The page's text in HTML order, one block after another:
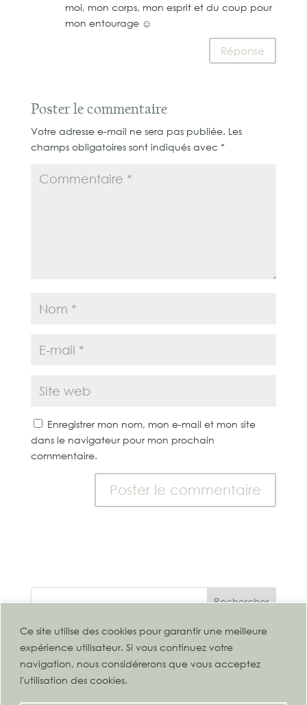
Ce site utilise des cookies pour garantir une meilleure
expérience utilisateur. Si vous continuez votre
navigation, nous considérerons que vous acceptez
l'utilisation des cookies.
moi, mon corps, mon esprit et du coup pour
mon entourage ☺️
Réponse
Poster le commentaire
Votre adresse e-mail ne sera pas publiée. Les
champs obligatoires sont indiqués avec *
Enregistrer mon nom, mon e-mail et mon site
dans le navigateur pour mon prochain
commentaire.
Rechercher
Mentions légales | Politique de confidentialité